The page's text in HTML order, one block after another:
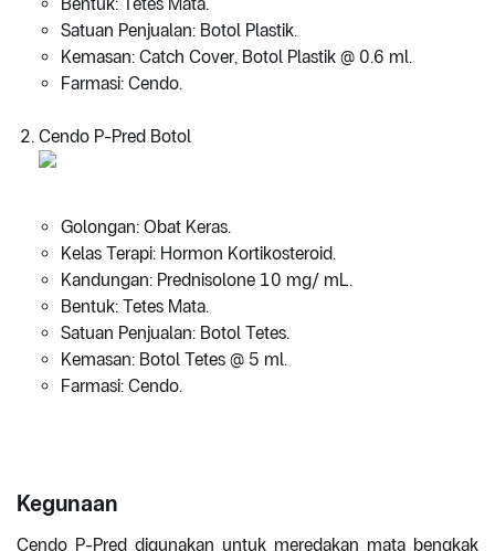
Satuan Penjualan: Botol Plastik.
Kemasan: Catch Cover, Botol Plastik @ 0.6 ml.
Farmasi: Cendo.
Cendo P-Pred Botol
Golongan: Obat Keras.
Kelas Terapi: Hormon Kortikosteroid.
Kandungan: Prednisolone 10 mg/ mL.
Bentuk: Tetes Mata.
Satuan Penjualan: Botol Tetes.
Kemasan: Botol Tetes @ 5 ml.
Farmasi: Cendo.
Kegunaan
Cendo P-Pred digunakan untuk meredakan mata bengkak